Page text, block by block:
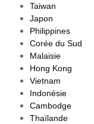
Taiwan
Japon
Philippines
Corée du Sud
Malaisie
Hong Kong
Vietnam
Indonésie
Cambodge
Thaïlande